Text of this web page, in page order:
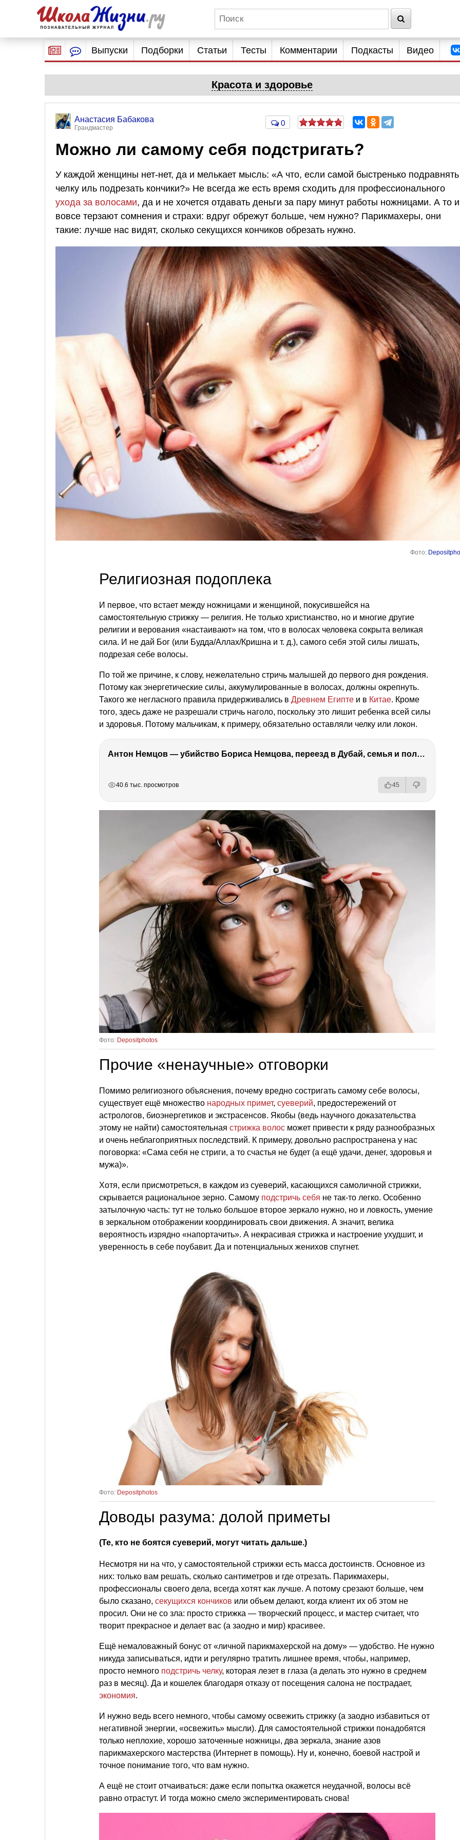
Выпуски Подборки Статьи Тесты Комментарии Подкасты Видео
Красота и здоровье
Анастасия Бабакова
Грандмастер
0
Можно ли самому себя подстригать?
У каждой женщины нет-нет, да и мелькает мысль: «А что, если самой быстренько подравнять
челку иль подрезать кончики?» Не всегда же есть время сходить для профессионального
ухода за волосами, да и не хочется отдавать деньги за пару минут работы ножницами. А то и
вовсе терзают сомнения и страхи: вдруг обрежут больше, чем нужно? Парикмахеры, они
такие: лучше нас видят, сколько секущихся кончиков обрезать нужно.
Фото:
Религиозная подоплека
И первое, что встает между ножницами и женщиной, покусившейся на
самостоятельную стрижку — религия. Не только христианство, но и многие другие
религии и верования «настаивают» на том, что в волосах человека сокрыта великая
сила. И не дай Бог (или Будда/Аллах/Кришна и т. д.), самого себя этой силы лишать,
подрезая себе волосы.
По той же причине, к слову, нежелательно стричь малышей до первого дня рождения.
Потому как энергетические силы, аккумулированные в волосах, должны окрепнуть.
Такого же негласного правила придерживались в Древнем Египте и в Китае. Кроме
того, здесь даже не разрешали стричь наголо, поскольку это лишит ребенка всей силы
и здоровья. Потому мальчикам, к примеру, обязательно оставляли челку или локон.
Антон Немцов — убийство Бориса Немцова, переезд в Дубай, семья и политика
40.6 тыс. просмотров 45
Фото: Depositphotos
Прочие «ненаучные» отговорки
Помимо религиозного объяснения, почему вредно состригать самому себе волосы,
существует ещё множество народных примет, суеверий, предостережений от
астрологов, биоэнергетиков и экстрасенсов. Якобы (ведь научного доказательства
этому не найти) самостоятельная стрижка волос может привести к ряду разнообразных
и очень неблагоприятных последствий. К примеру, довольно распространена у нас
поговорка: «Сама себя не стриги, а то счастья не будет (а ещё удачи, денег, здоровья и
мужа)».
Хотя, если присмотреться, в каждом из суеверий, касающихся самоличной стрижки,
скрывается рациональное зерно. Самому подстричь себя не так-то легко. Особенно
затылочную часть: тут не только большое второе зеркало нужно, но и ловкость, умение
в зеркальном отображении координировать свои движения. А значит, велика
вероятность изрядно «напортачить». А некрасивая стрижка и настроение ухудшит, и
уверенность в себе поубавит. Да и потенциальных женихов спугнет.
Фото: Depositphotos
Доводы разума: долой приметы
(Те, кто не боятся суеверий, могут читать дальше.)
Несмотря ни на что, у самостоятельной стрижки есть масса достоинств. Основное из
них: только вам решать, сколько сантиметров и где отрезать. Парикмахеры,
профессионалы своего дела, всегда хотят как лучше. А потому срезают больше, чем
было сказано, секущихся кончиков или объем делают, когда клиент их об этом не
просил. Они не со зла: просто стрижка — творческий процесс, и мастер считает, что
творит прекрасное и делает вас (а заодно и мир) красивее.
Ещё немаловажный бонус от «личной парикмахерской на дому» — удобство. Не нужно
никуда записываться, идти и регулярно тратить лишнее время, чтобы, например,
просто немного подстричь челку, которая лезет в глаза (а делать это нужно в среднем
раз в месяц). Да и кошелек благодаря отказу от посещения салона не пострадает,
экономия.
И нужно ведь всего немного, чтобы самому освежить стрижку (а заодно избавиться от
негативной энергии, «освежить» мысли). Для самостоятельной стрижки понадобятся
только неплохие, хорошо заточенные ножницы, два зеркала, знание азов
парикмахерского мастерства (Интернет в помощь). Ну и, конечно, боевой настрой и
точное понимание того, что вам нужно.
А ещё не стоит отчаиваться: даже если попытка окажется неудачной, волосы всё
равно отрастут. И тогда можно смело экспериментировать снова!